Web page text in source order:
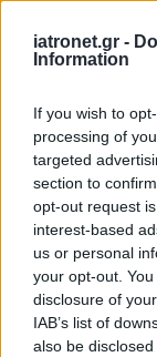
iatronet.gr -
Information
If you wish to
processing of
targeted
section to
opt-out request
interest-based
us or personal
your opt-out.
disclosure of
IAB’s list of
also be
Τσίμπησε
ενόχληση ή
Όταν οι
Τα
ισορροπημένη
#TAGS
Καρκίνος μαστού